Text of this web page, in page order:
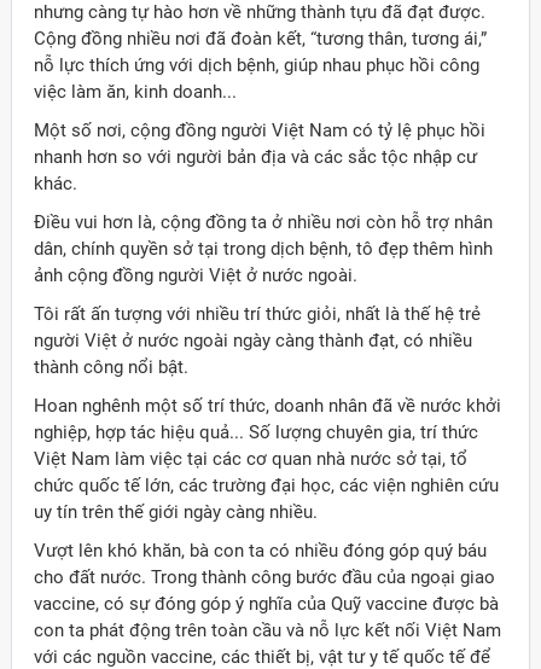
nhưng càng tự hào hơn về những thành tựu đã đạt được.
Cộng đồng nhiều nơi đã đoàn kết, “tương thân, tương ái,”
nỗ lực thích ứng với dịch bệnh, giúp nhau phục hồi công
việc làm ăn, kinh doanh...
Một số nơi, cộng đồng người Việt Nam có tỷ lệ phục hồi
nhanh hơn so với người bản địa và các sắc tộc nhập cư
khác.
Điều vui hơn là, cộng đồng ta ở nhiều nơi còn hỗ trợ nhân
dân, chính quyền sở tại trong dịch bệnh, tô đẹp thêm hình
ảnh cộng đồng người Việt ở nước ngoài.
Tôi rất ấn tượng với nhiều trí thức giỏi, nhất là thế hệ trẻ
người Việt ở nước ngoài ngày càng thành đạt, có nhiều
thành công nổi bật.
Hoan nghênh một số trí thức, doanh nhân đã về nước khởi
nghiệp, hợp tác hiệu quả... Số lượng chuyên gia, trí thức
Việt Nam làm việc tại các cơ quan nhà nước sở tại, tổ
chức quốc tế lớn, các trường đại học, các viện nghiên cứu
uy tín trên thế giới ngày càng nhiều.
Vượt lên khó khăn, bà con ta có nhiều đóng góp quý báu
cho đất nước. Trong thành công bước đầu của ngoại giao
vaccine, có sự đóng góp ý nghĩa của Quỹ vaccine được bà
con ta phát động trên toàn cầu và nỗ lực kết nối Việt Nam
với các nguồn vaccine, các thiết bị, vật tư y tế quốc tế để